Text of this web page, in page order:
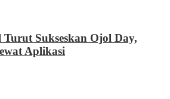
Sukseskan Ojol Day,
Aplikasi